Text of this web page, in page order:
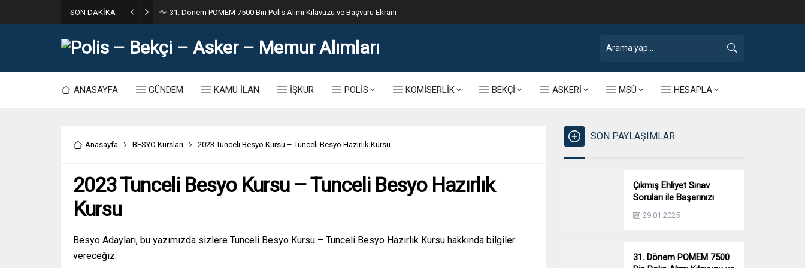
SON DAKİKA 31. Dönem POMEM 7500 Bin Polis Alımı Kılavuzu ve Başvuru Ekranı
ANASAYFA GÜNDEM KAMU İLAN İŞKUR POLİS KOMİSERLİK BEKÇİ ASKERİ MSÜ HESAPLA
Anasayfa BESYO Kursları 2023 Tunceli Besyo Kursu – Tunceli Besyo Hazırlık Kursu
2023 Tunceli Besyo Kursu – Tunceli Besyo Hazırlık
Kursu
Besyo Adayları, bu yazımızda sizlere Tunceli Besyo Kursu – Tunceli Besyo Hazırlık Kursu hakkında bilgiler
vereceğiz.
SON PAYLAŞIMLAR
Çıkmış Ehliyet Sınav
Soruları ile Başarınızı
Artırın!
29.01.2025
31. Dönem POMEM 7500